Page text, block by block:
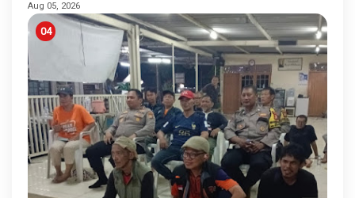
Aug 05, 2026